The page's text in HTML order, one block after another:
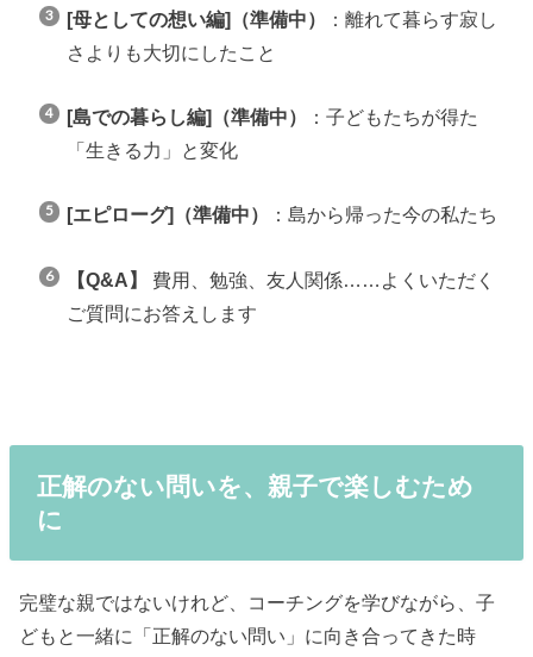
[母としての想い編]（準備中）
：離れて暮らす寂し
さよりも大切にしたこと
[島での暮らし編]（準備中）
：子どもたちが得た
「生きる力」と変化
[エピローグ]（準備中） ：島から帰った今の私たち
【Q&A】
費用、勉強、友人関係……よくいただく
ご質問にお答えします
正解のない問いを、親子で楽しむため
に
完璧な親ではないけれど、コーチングを学びながら、子
どもと一緒に「正解のない問い」に向き合ってきた時